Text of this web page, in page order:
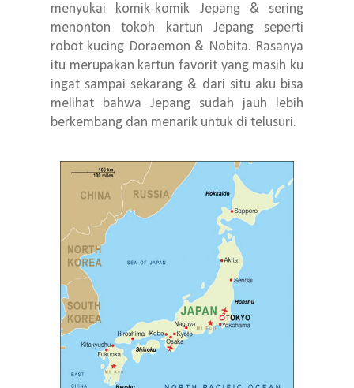
menyukai komik-komik Jepang & sering
menonton tokoh kartun Jepang seperti
robot kucing Doraemon & Nobita. Rasanya
itu merupakan kartun favorit yang masih ku
ingat sampai sekarang & dari situ aku bisa
melihat bahwa Jepang sudah jauh lebih
berkembang dan menarik untuk di telusuri.